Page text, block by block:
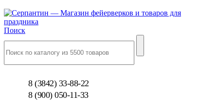
Поиск
8 (3842) 33-88-22
8 (900) 050-11-33